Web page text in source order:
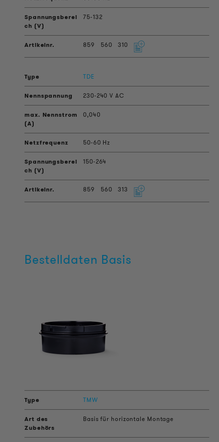
75-132
859 560 310
TDE
230-240 V AC
0,040
50-60 Hz
150-264
859 560 313
Bestelldaten Basis
TMW
Basis für horizontale Montage